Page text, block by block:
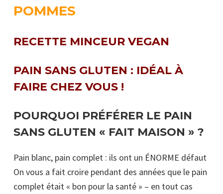
POMMES
RECETTE MINCEUR VEGAN
PAIN SANS GLUTEN : IDÉAL À
FAIRE CHEZ VOUS !
POURQUOI PRÉFÉRER LE PAIN
SANS GLUTEN « FAIT MAISON » ?
Pain blanc, pain complet : ils ont un ÉNORME défaut
On vous a fait croire pendant des années que le pain
complet était « bon pour la santé » – en tout cas